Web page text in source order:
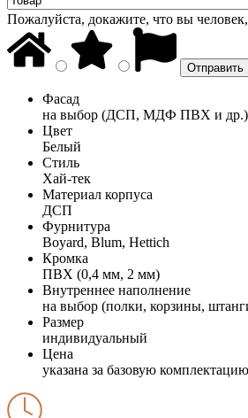
Пожалуйста, докажите, что вы
Фасад
на выбор (ДСП, МДФ ПВХ и др.)
Цвет
Белый
Стиль
Хай-тек
Материал корпуса
ДСП
Фурнитура
Boyard, Blum, Hettich
Кромка
ПВХ (0,4 мм, 2 мм)
Внутреннее наполнение
на выбор (полки, корзины,
Размер
индивидуальный
Цена
указана за базовую комплектацию